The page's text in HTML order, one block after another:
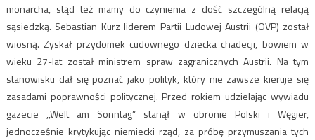
monarcha, stąd też mamy do czynienia z dość szczególną relacją
sąsiedzką. Sebastian Kurz liderem Partii Ludowej Austrii (ÖVP) został
wiosną. Zyskał przydomek cudownego dziecka chadecji, bowiem w
wieku 27-lat został ministrem spraw zagranicznych Austrii. Na tym
stanowisku dał się poznać jako polityk, który nie zawsze kieruje się
zasadami poprawności politycznej. Przed rokiem udzielając wywiadu
gazecie ,,Welt am Sonntag” stanął w obronie Polski i Węgier,
jednocześnie krytykując niemiecki rząd, za próbę przymuszania tych